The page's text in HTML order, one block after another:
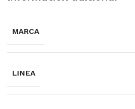
MARCA
LINEA